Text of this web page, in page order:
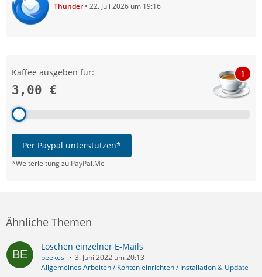
Thunder 22. Juli 2026 um 19:16
Kaffee ausgeben für:
3,00 €
1
Per Paypal unterstützen*
*Weiterleitung zu PayPal.Me
Ähnliche Themen
Löschen einzelner E-Mails
beekesi
3. Juni 2022 um 20:13
Allgemeines Arbeiten / Konten einrichten / Installation & Update